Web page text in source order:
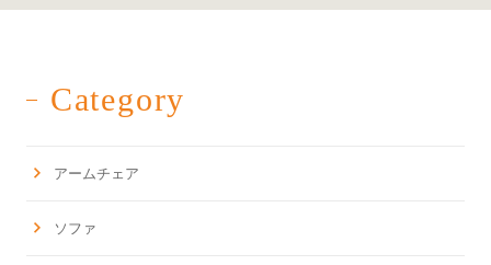
Category
アームチェア
ソファ